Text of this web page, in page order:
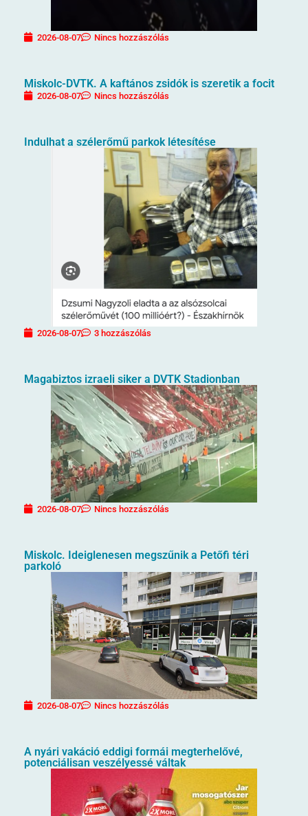
2026-08-07 Nincs hozzászólás
Miskolc-DVTK. A kaftános zsidók is szeretik a focit
2026-08-07 Nincs hozzászólás
Indulhat a szélerőmű parkok létesítése
2026-08-07 3 hozzászólás
Magabiztos izraeli siker a DVTK Stadionban
2026-08-07 Nincs hozzászólás
Miskolc. Ideiglenesen megszűnik a Petőfi téri
parkoló
2026-08-07 Nincs hozzászólás
A nyári vakáció eddigi formái megterhelővé,
potenciálisan veszélyessé váltak